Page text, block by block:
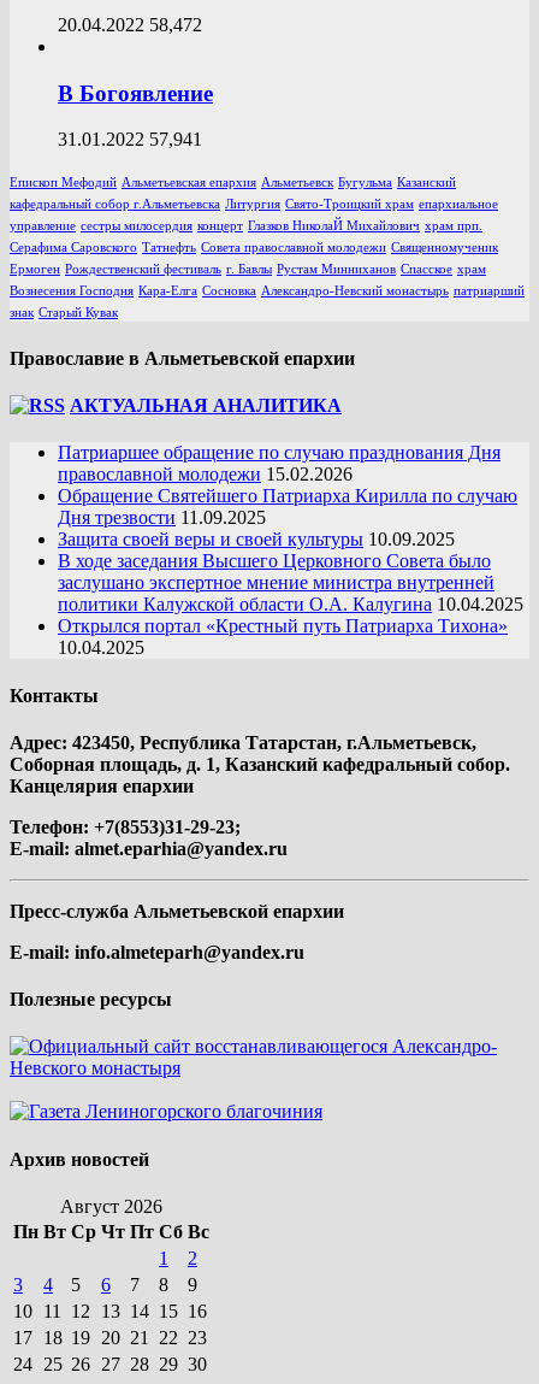
20.04.2022 58,472
В Богоявление
31.01.2022 57,941
Епископ Мефодий Альметьевская епархия Альметьевск Бугульма Казанский
кафедральный собор г.Альметьевска Литургия Свято-Троицкий храм епархиальное
управление сестры милосердия концерт Глазков НиколаЙ Михайлович храм прп.
Серафима Саровского Татнефть Совета православной молодежи Священномученик
Ермоген Рождественский фестиваль г. Бавлы Рустам Минниханов Спасское храм
Вознесения Господня Кара-Елга Сосновка Александро-Невский монастырь патриарший
знак Старый Кувак
Православие в Альметьевской епархии
АКТУАЛЬНАЯ АНАЛИТИКА
Патриаршее обращение по случаю празднования Дня
православной молодежи 15.02.2026
Обращение Святейшего Патриарха Кирилла по случаю
Дня трезвости 11.09.2025
Защита своей веры и своей культуры 10.09.2025
В ходе заседания Высшего Церковного Совета было
заслушано экспертное мнение министра внутренней
политики Калужской области О.А. Калугина 10.04.2025
Открылся портал «Крестный путь Патриарха Тихона»
10.04.2025
Контакты
Адрес: 423450, Республика Татарстан, г.Альметьевск,
Соборная площадь, д. 1, Казанский кафедральный собор.
Канцелярия епархии
Телефон: +7(8553)31-29-23;
E-mail: almet.eparhia@yandex.ru
Пресс-служба Альметьевской епархии
E-mail: info.almeteparh@yandex.ru
Полезные ресурсы
Архив новостей
Август 2026
Пн Вт Ср Чт Пт Сб Вс
1
2
3
4 5 6 7 8
9
10 11 12 13 14 15 16
17 18 19 20 21 22 23
24 25 26 27 28 29 30